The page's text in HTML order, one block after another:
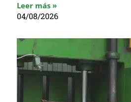
Leer más »
04/08/2026